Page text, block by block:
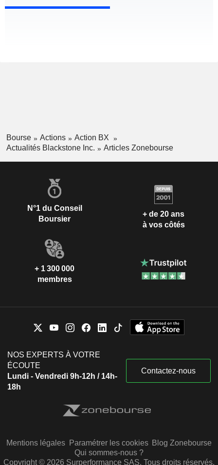
Bourse Actions
Action BX
Actualités Blackstone Inc.
Articles Zonebourse
N°1 du Conseil
Boursier
+ de 20 ans
à vos côtés
+ 1 300 000
membres
NOS EXPERTS À VOTRE
ÉCOUTE
Lundi - Vendredi 9h-12h / 14h-
18h
Contactez-nous
Mentions légales Paramétrer les cookies Blog Zonebourse
Qui sommes-nous ?
Copyright © 2026 Surperformance SAS. Tous droits réservés.